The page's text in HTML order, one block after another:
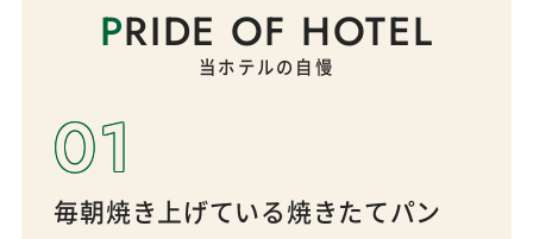
PRIDE OF HOTEL
当ホテルの自慢
01
毎朝焼き上げている焼きたてパン